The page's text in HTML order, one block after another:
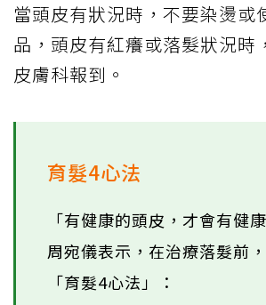
當頭皮有狀況時，不要染燙或
品，頭皮有紅癢或落髮狀況時
皮膚科報到。
育髮4心法
「有健康的頭皮，才會有健
周宛儀表示，在治療落髮前
「育髮4心法」：